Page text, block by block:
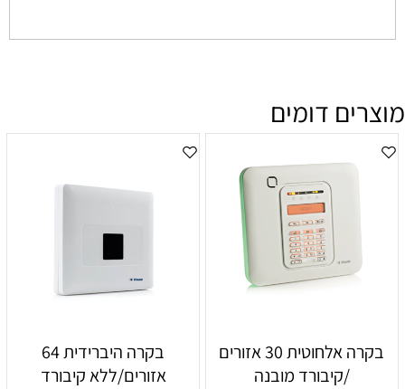
מוצרים דומים
בקרה אלחוטית 30 אזורים
/קיבורד מובנה
בקרה היברידית 64
אזורים/ללא קיבורד